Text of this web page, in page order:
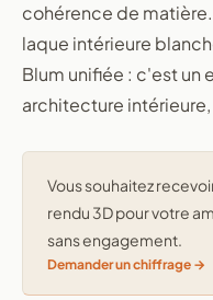
cohérence de
laque intérieure
Blum unifiée : c'est un
architecture
Vous souhaitez
rendu 3D pour votre
sans engagement.
Demander un chiffrage